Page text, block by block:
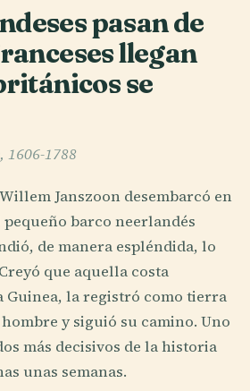
pasan de
llegan
se
1606-1788
Janszoon desembarcó en
pequeño barco neerlandés
de manera espléndida, lo
que aquella costa
Guinea, la registró como tierra
y siguió su camino. Uno
más decisivos de la historia
unas semanas.